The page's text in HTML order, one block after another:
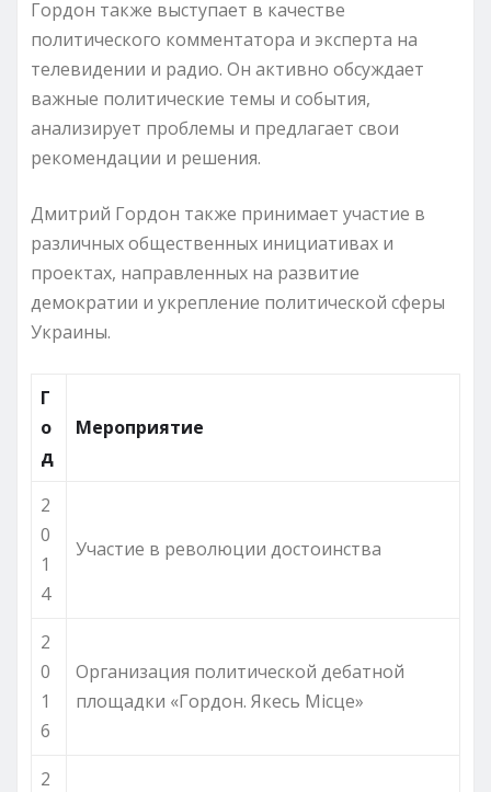
Гордон также выступает в качестве
политического комментатора и эксперта на
телевидении и радио. Он активно обсуждает
важные политические темы и события,
анализирует проблемы и предлагает свои
рекомендации и решения.
Дмитрий Гордон также принимает участие в
различных общественных инициативах и
проектах, направленных на развитие
демократии и укрепление политической сферы
Украины.
Г
о
д
Мероприятие
2
0
1
4
Участие в революции достоинства
2
0
1
6
Организация политической дебатной
площадки «Гордон. Якесь Місце»
2